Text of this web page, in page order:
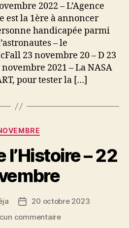
23
novembre
2022 – L’Agence
est la 1ère à annoncer
handicapée parmi
– le
23 novembre 20 – D 23
2021 – La NASA
pour tester la […]
Catégories
l’Histoire – 22
Date20 octobre 2023
commentairesur